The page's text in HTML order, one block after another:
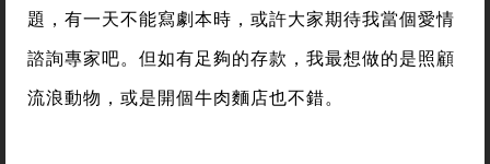
題，有一天不能寫劇本時，或許大家期待我當個愛情
諮詢專家吧。但如有足夠的存款，我最想做的是照顧
流浪動物，或是開個牛肉麵店也不錯。